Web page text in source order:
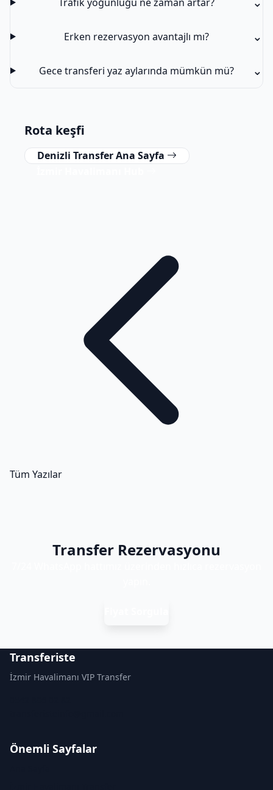
Erken rezervasyon avantajlı mı? ⌄
Gece transferi yaz aylarında mümkün mü? ⌄
Rota keşfi
Denizli Transfer Ana Sayfa
Tüm Yazılar
Transfer Rezervasyonu
Transferiste
İzmir Havalimanı VIP Transfer
Önemli Sayfalar